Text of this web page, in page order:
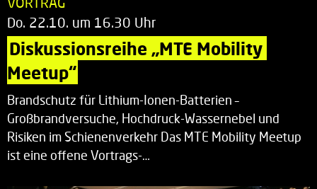
Do. 22.10. um 16.30 Uhr
Diskussionsreihe „MTE Mobility
Meetup“
Brandschutz für Lithium-Ionen-Batterien –
Großbrandversuche, Hochdruck-Wassernebel und
Risiken im Schienenverkehr Das MTE Mobility Meetup
ist eine offene Vortrags-…